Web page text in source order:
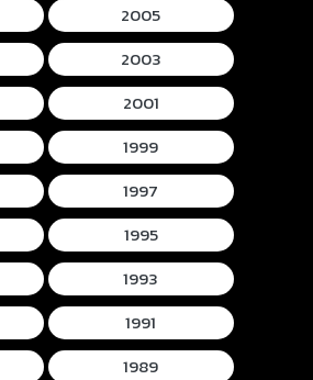
2005
2003
2001
1999
1997
1995
1993
1991
1989